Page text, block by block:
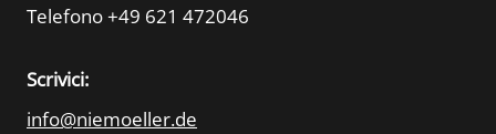
Telefono +49 621 472046
Scrivici:
info@niemoeller.de